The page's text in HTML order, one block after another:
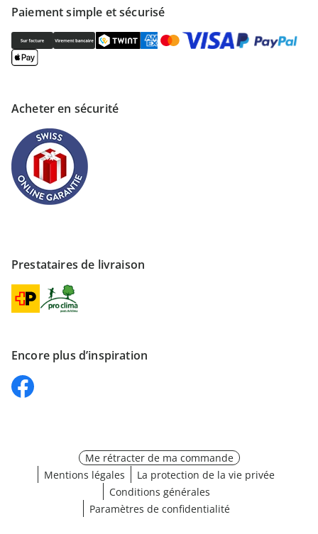
Paiement simple et sécurisé
Acheter en sécurité
Prestataires de livraison
Encore plus d’inspiration
Me rétracter de ma commande
Mentions légales
La protection de la vie privée
Conditions générales
Paramètres de confidentialité